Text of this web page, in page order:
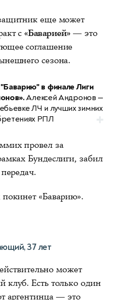
еще может
с«Баварией»— это
соглашение
сезона.
в финале Лиги
Алексей Андронов —
ЛЧ и лучших зимних
РПЛ
провел за
Бундеслиги, забил
«Баварию».
37 лет
может
клуб. Есть только один
аргентинца — это